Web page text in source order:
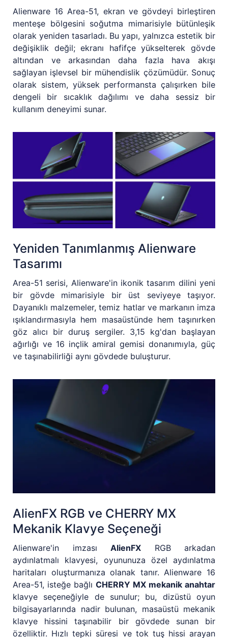
Alienware 16 Area-51, ekran ve gövdeyi birleştiren
menteşe bölgesini soğutma mimarisiyle bütünleşik
olarak yeniden tasarladı. Bu yapı, yalnızca estetik bir
değişiklik değil; ekranı hafifçe yükselterek gövde
altından ve arkasından daha fazla hava akışı
sağlayan işlevsel bir mühendislik çözümüdür. Sonuç
olarak sistem, yüksek performansta çalışırken bile
dengeli bir sıcaklık dağılımı ve daha sessiz bir
kullanım deneyimi sunar.
Yeniden Tanımlanmış Alienware
Tasarımı
Area-51 serisi, Alienware'in ikonik tasarım dilini yeni
bir gövde mimarisiyle bir üst seviyeye taşıyor.
Dayanıklı malzemeler, temiz hatlar ve markanın imza
ışıklandırmasıyla hem masaüstünde hem taşınırken
göz alıcı bir duruş sergiler. 3,15 kg'dan başlayan
ağırlığı ve 16 inçlik amiral gemisi donanımıyla, güç
ve taşınabilirliği aynı gövdede buluşturur.
AlienFX RGB ve CHERRY MX
Mekanik Klavye Seçeneği
Alienware'in imzası AlienFX RGB arkadan
aydınlatmalı klavyesi, oyununuza özel aydınlatma
haritaları oluşturmanıza olanak tanır. Alienware 16
Area-51, isteğe bağlı CHERRY MX mekanik anahtar
klavye seçeneğiyle de sunulur; bu, dizüstü oyun
bilgisayarlarında nadir bulunan, masaüstü mekanik
klavye hissini taşınabilir bir gövdede sunan bir
özelliktir. Hızlı tepki süresi ve tok tuş hissi arayan